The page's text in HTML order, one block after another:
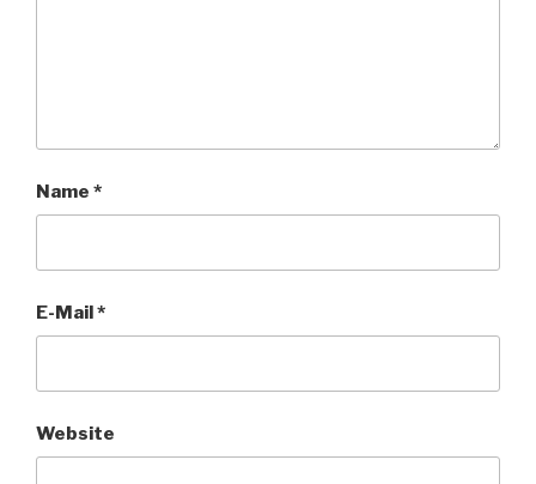
Name *
E-Mail*
Website